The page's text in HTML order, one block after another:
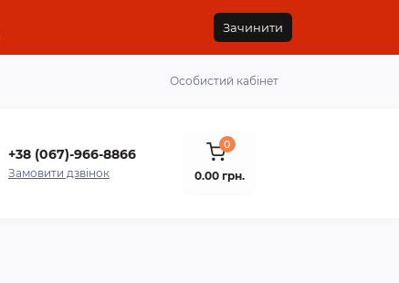
Зачинити
Особистий кабінет
+38 (067)-966-8866
Замовити дзвінок
0
0.00 грн.